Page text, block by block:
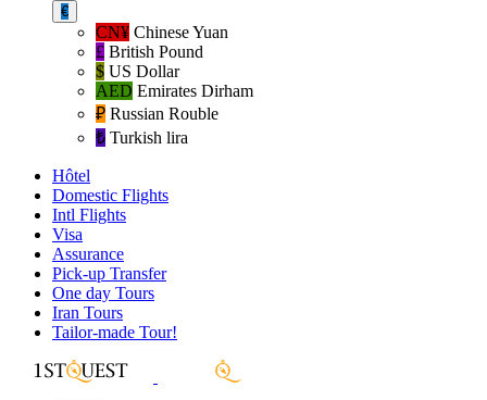
€
CN¥ Chinese Yuan
£ British Pound
$ US Dollar
AED Emirates Dirham
₽‎ Russian Rouble
₺‎ Turkish lira
Hôtel
Domestic Flights
Intl Flights
Visa
Assurance
Pick-up Transfer
One day Tours
Iran Tours
Tailor-made Tour!